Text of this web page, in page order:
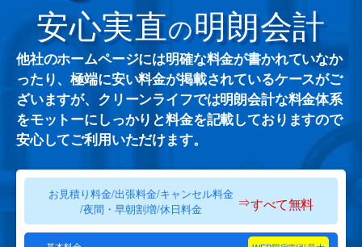
安心実直の明朗会計
他社のホームページには明確な料金が書かれていなか
ったり、極端に安い料金が掲載されているケースがご
ざいますが、クリーンライフでは明朗会計な料金体系
をモットーにしっかりと料金を記載しておりますので
安心してご利用いただけます。
お見積り料金/出張料金/キャンセル料金
/夜間・早朝割増/休日料金
⇒すべて無料